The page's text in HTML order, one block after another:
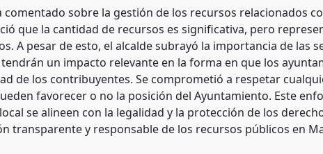
comentado sobre la gestión de los recursos relacionados
que la cantidad de recursos es significativa, pero
A pesar de esto, el alcalde subrayó la importancia de las
un impacto relevante en la forma en que los
de los contribuyentes. Se comprometió a respetar
favorecer o no la posición del Ayuntamiento. Este
se alineen con la legalidad y la protección de los
transparente y responsable de los recursos públicos en